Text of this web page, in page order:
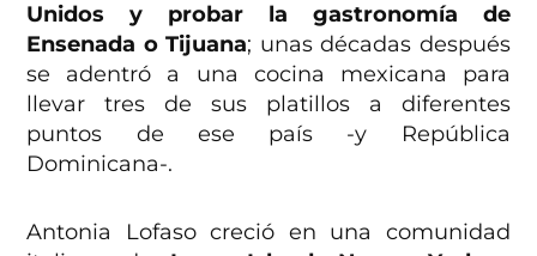
Unidos y probar la gastronomía de
Ensenada o Tijuana; unas décadas después
se adentró a una cocina mexicana para
llevar tres de sus platillos a diferentes
puntos de ese país -y República
Dominicana-.
Antonia Lofaso creció en una comunidad